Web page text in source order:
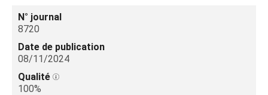
N° journal
8720
Date de publication
08/11/2024
Qualité
100%